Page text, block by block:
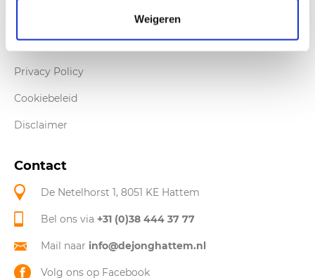
Weigeren
Werken bij De Jong
Privacy Policy
Cookiebeleid
Disclaimer
Contact
De Netelhorst 1, 8051 KE Hattem
Bel ons via +31 (0)38 444 37 77
Mail naar info@dejonghattem.nl
Volg ons op Facebook